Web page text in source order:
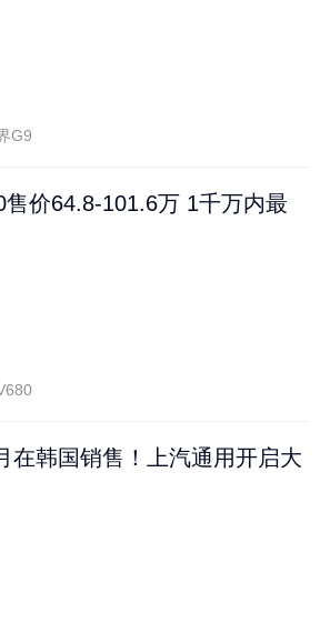
G9
价64.8-101.6万 1千万内最
在韩国销售！上汽通用开启大